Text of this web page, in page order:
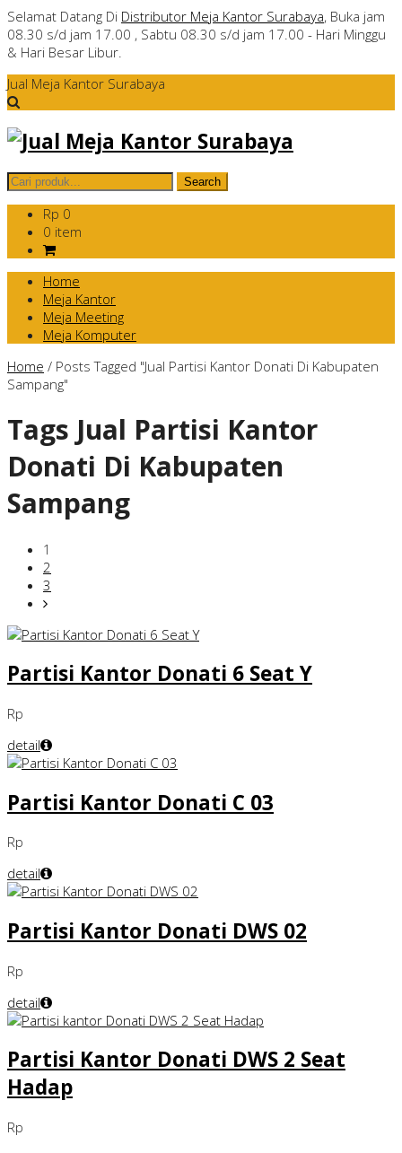
Selamat Datang Di Distributor Meja Kantor Surabaya, Buka jam
08.30 s/d jam 17.00 , Sabtu 08.30 s/d jam 17.00 - Hari Minggu
& Hari Besar Libur.
Jual Meja Kantor Surabaya
Rp 0
0 item
Home
Meja Kantor
Meja Meeting
Meja Komputer
Home / Posts Tagged "Jual Partisi Kantor Donati Di Kabupaten
Sampang"
Tags Jual Partisi Kantor
Donati Di Kabupaten
Sampang
1
2
3
Partisi Kantor Donati 6 Seat Y
Rp
detail
Partisi Kantor Donati C 03
Rp
detail
Partisi Kantor Donati DWS 02
Rp
detail
Partisi Kantor Donati DWS 2 Seat
Hadap
Rp